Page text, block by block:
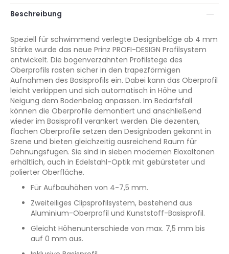
Beschreibung
Speziell für schwimmend verlegte Designbeläge ab 4 mm
Stärke wurde das neue Prinz PROFI-DESIGN Profilsystem
entwickelt. Die bogenverzahnten Profilstege des
Oberprofils rasten sicher in den trapezförmigen
Aufnahmen des Basisprofils ein. Dabei kann das Oberprofil
leicht verkippen und sich automatisch in Höhe und
Neigung dem Bodenbelag anpassen. Im Bedarfsfall
können die Oberprofile demontiert und anschließend
wieder im Basisprofil verankert werden. Die dezenten,
flachen Oberprofile setzen den Designboden gekonnt in
Szene und bieten gleichzeitig ausreichend Raum für
Dehnungsfugen. Sie sind in sieben modernen Eloxaltönen
erhältlich, auch in Edelstahl-Optik mit gebürsteter und
polierter Oberfläche.
Für Aufbauhöhen von 4-7,5 mm.
Zweiteiliges Clipsprofilsystem, bestehend aus
Aluminium-Oberprofil und Kunststoff-Basisprofil.
Gleicht Höhenunterschiede von max. 7,5 mm bis
auf 0 mm aus.